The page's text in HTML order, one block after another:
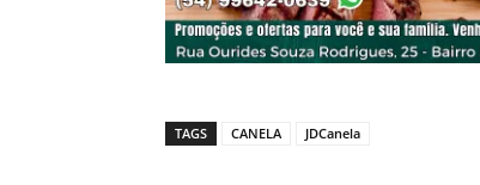
TAGS CANELA JDCanela